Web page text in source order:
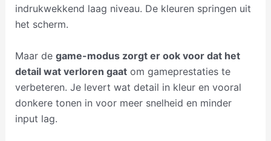
indrukwekkend laag niveau. De kleuren springen uit
het scherm.
Maar de game-modus zorgt er ook voor dat het
detail wat verloren gaatom gameprestaties te
verbeteren. Je levert wat detail in kleur en vooral
donkere tonen in voor meer snelheid en minder
input lag.